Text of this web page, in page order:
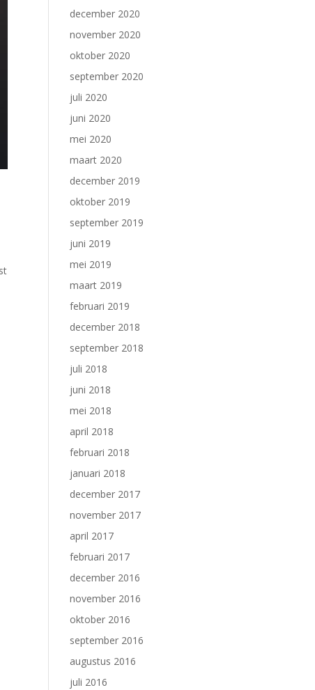
december 2020
november 2020
oktober 2020
september 2020
juli 2020
juni 2020
mei 2020
maart 2020
december 2019
oktober 2019
september 2019
juni 2019
mei 2019
maart 2019
februari 2019
december 2018
september 2018
juli 2018
juni 2018
mei 2018
april 2018
februari 2018
januari 2018
december 2017
november 2017
april 2017
februari 2017
december 2016
november 2016
oktober 2016
september 2016
augustus 2016
juli 2016